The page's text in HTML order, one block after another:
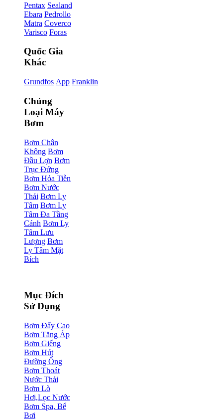
Pentax Sealand
Ebara Pedrollo
Matra Coverco
Varisco Foras
Quốc Gia
Khác
Grundfos App Franklin
Chủng
Loại Máy
Bơm
Bơm Chân
Không Bơm
Đầu Lợn Bơm
Trục Đứng
Bơm Hỏa Tiễn
Bơm Nước
Thải Bơm Ly
Tâm Bơm Ly
Tâm Đa Tầng
Cánh Bơm Ly
Tâm Lưu
Lượng Bơm
Ly Tâm Mặt
Bích
Mục Đích
Sử Dụng
Bơm Đẩy Cao
Bơm Tăng Áp
Bơm Giếng
Bơm Hút
Đường Ống
Bơm Thoát
Nước Thải
Bơm Lò
Hơi,Lọc Nước
Bơm Spa, Bể
Bơi